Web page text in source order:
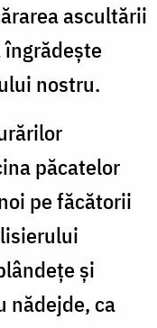
ascultării
îngrădeşte
nostru.
păcatelor
pe făcătorii
şi
nădejde, ca